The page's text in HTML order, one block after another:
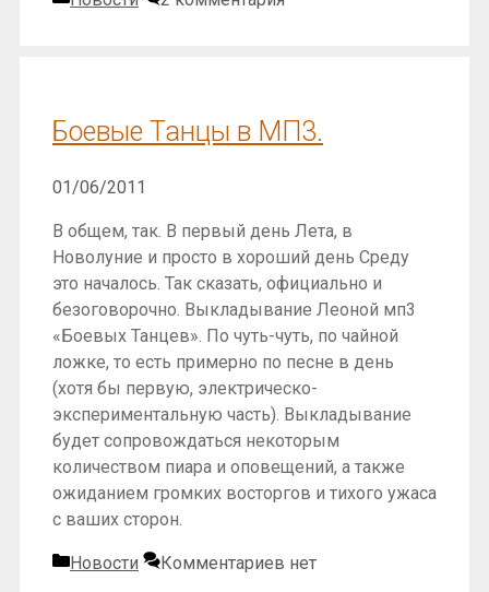
Боевые Танцы в МП3.
01/06/2011
В общем, так. В первый день Лета, в
Новолуние и просто в хороший день Среду
это началось. Так сказать, официально и
безоговорочно. Выкладывание Леоной мп3
«Боевых Танцев». По чуть-чуть, по чайной
ложке, то есть примерно по песне в день
(хотя бы первую, электрическо-
экспериментальную часть). Выкладывание
будет сопровождаться некоторым
количеством пиара и оповещений, а также
ожиданием громких восторгов и тихого ужаса
с ваших сторон.
Рубрики
Новости Комментариев нет